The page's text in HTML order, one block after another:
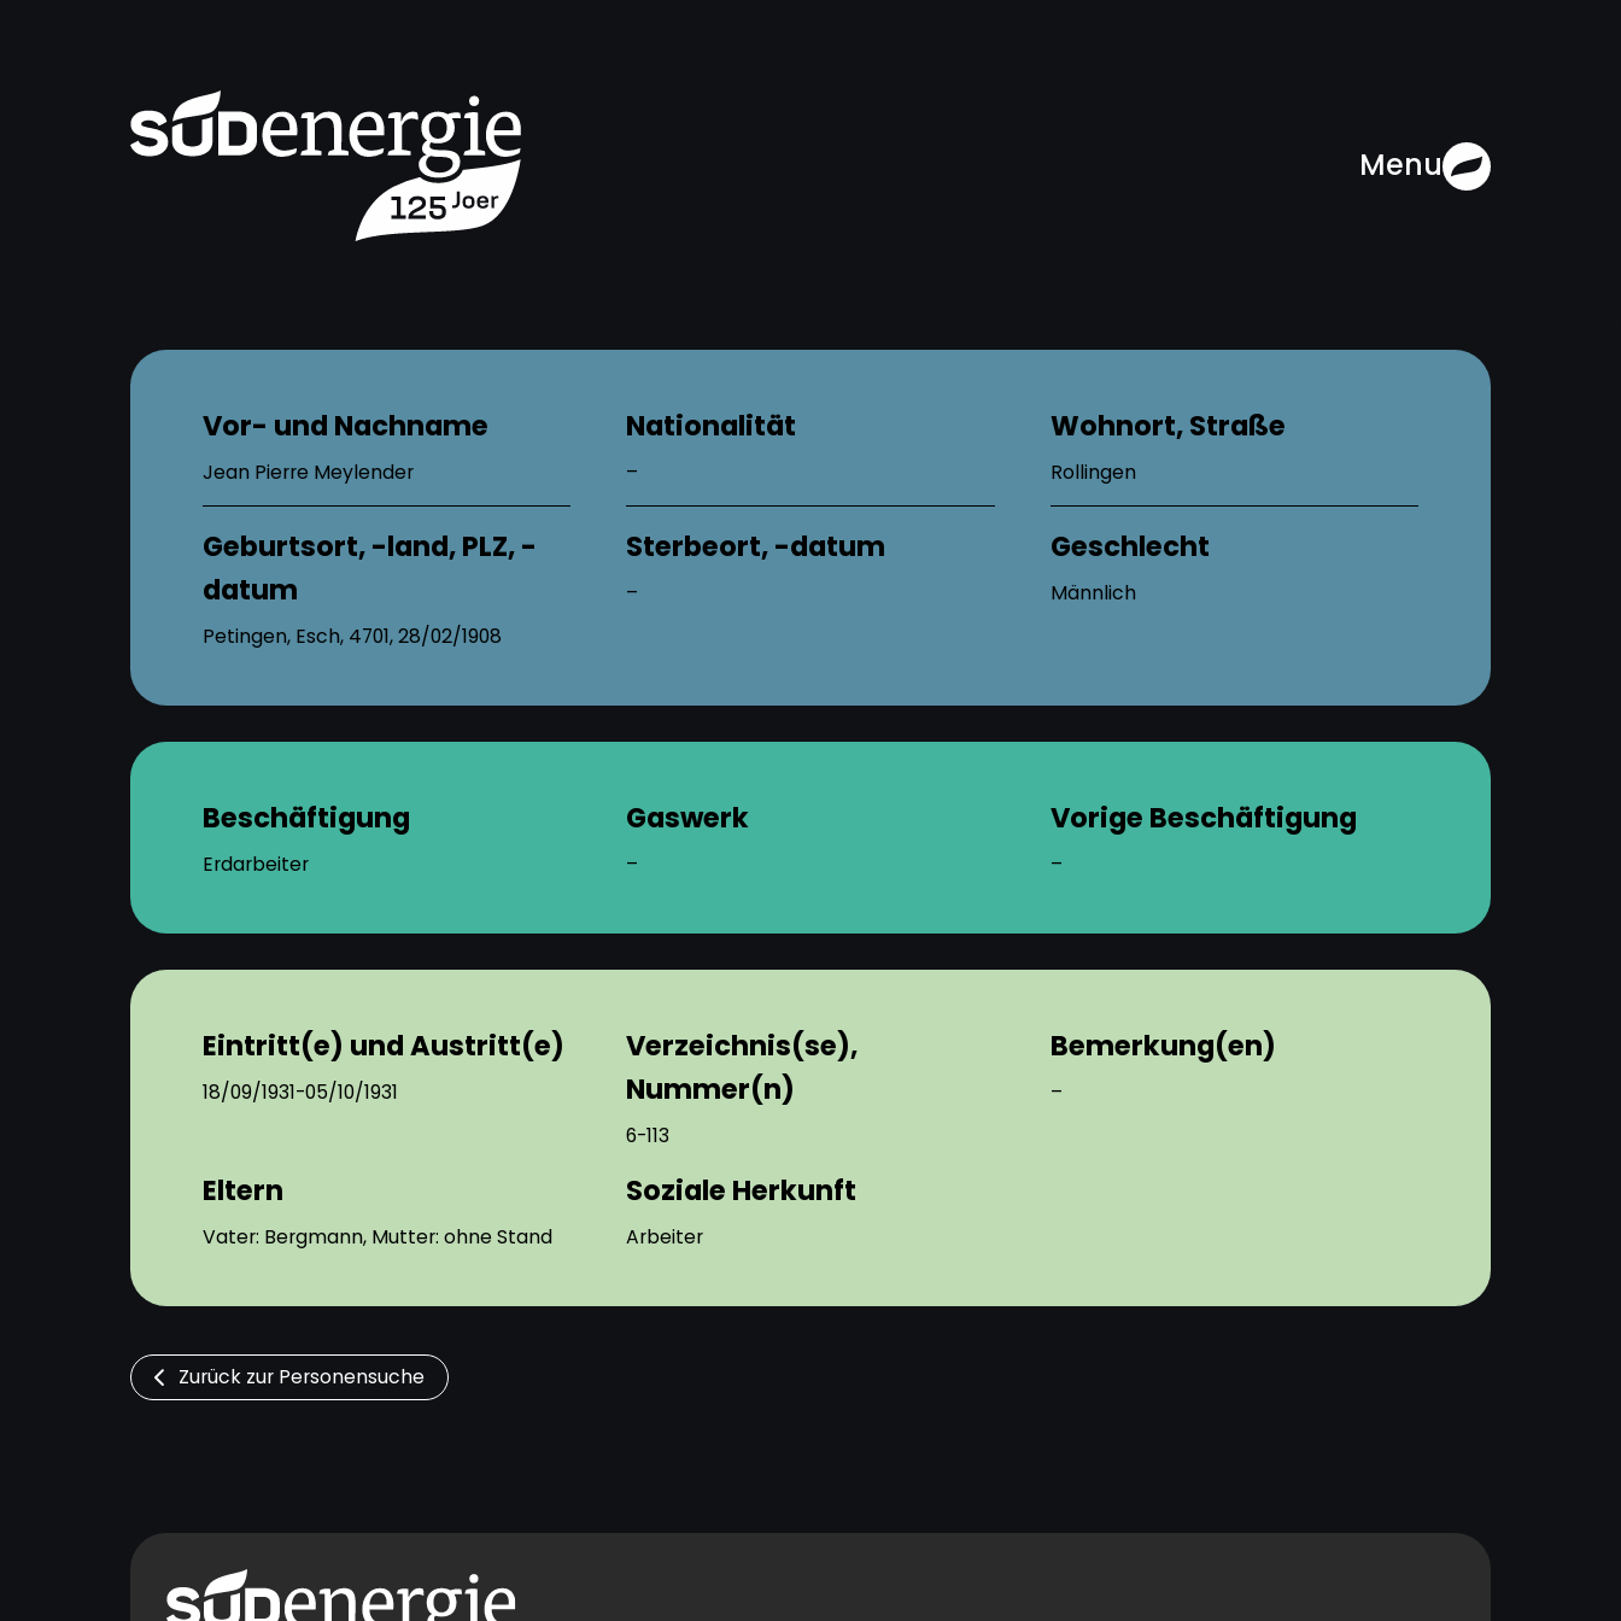
Menu
Vor- und Nachname
Jean Pierre Meylender
Geburtsort, -land, PLZ, -
datum
Petingen, Esch, 4701, 28/02/1908
Nationalität
–
Sterbeort, -datum
–
Wohnort, Straße
Rollingen
Geschlecht
Männlich
Beschäftigung
Erdarbeiter
Gaswerk
–
Vorige Beschäftigung
–
Eintritt(e) und Austritt(e)
18/09/1931-05/10/1931
Verzeichnis(se),
Nummer(n)
6-113
Bemerkung(en)
–
Eltern
Vater: Bergmann, Mutter: ohne Stand
Soziale Herkunft
Arbeiter
Zurück zur Personensuche